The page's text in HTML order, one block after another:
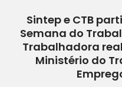
Sintep e CTB
Semana do
Trabalhadora
Ministério do